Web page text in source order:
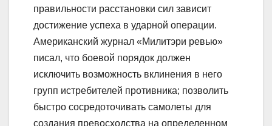
правильности расстановки сил зависит
достижение успеха в ударной операции.
Американский журнал «Милитэри ревью»
писал, что боевой порядок должен
исключить возможность вклинения в него
групп истребителей противника; позволить
быстро сосредоточивать самолеты для
создания превосходства на определенном